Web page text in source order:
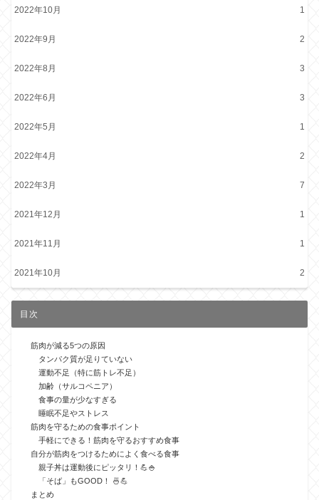
2022年10月 1
2022年9月 2
2022年8月 3
2022年6月 3
2022年5月 1
2022年4月 2
2022年3月 7
2021年12月 1
2021年11月 1
2021年10月 2
目次
筋肉が減る5つの原因
タンパク質が足りていない
運動不足（特に筋トレ不足）
加齢（サルコペニア）
食事の量が少なすぎる
睡眠不足やストレス
筋肉を守るための食事ポイント
手軽にできる！筋肉を守るおすすめ食事
自分が筋肉をつけるためによく食べる食事
親子丼は運動後にピッタリ！💪🍚
「そば」もGOOD！ 🍜💪
まとめ